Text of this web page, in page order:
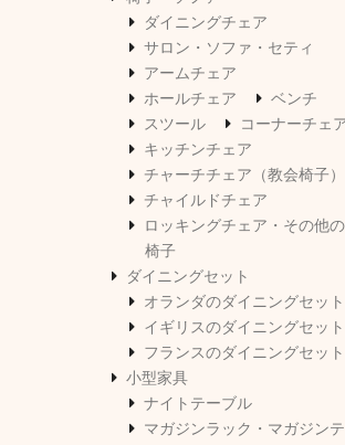
ダイニングチェア
サロン・ソファ・セティ
アームチェア
ホールチェア
ベンチ
スツール
コーナーチェ
キッチンチェア
チャーチチェア（教会椅子）
チャイルドチェア
ロッキングチェア・その他の
椅子
ダイニングセット
オランダのダイニングセット
イギリスのダイニングセット
フランスのダイニングセット
小型家具
ナイトテーブル
マガジンラック・マガジンテ